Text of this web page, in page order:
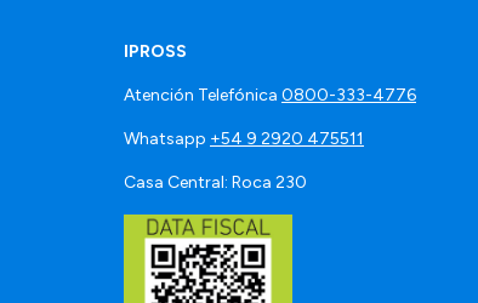
IPROSS
Atención Telefónica 0800-333-4776
Whatsapp +54 9 2920 475511
Casa Central: Roca 230